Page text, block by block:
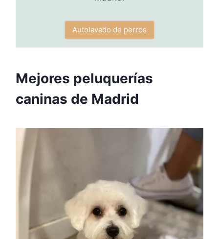
Autolavado de perros
Mejores peluquerías
caninas de Madrid